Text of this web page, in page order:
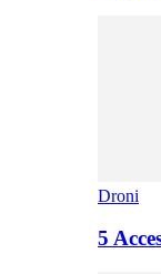
Droni
5